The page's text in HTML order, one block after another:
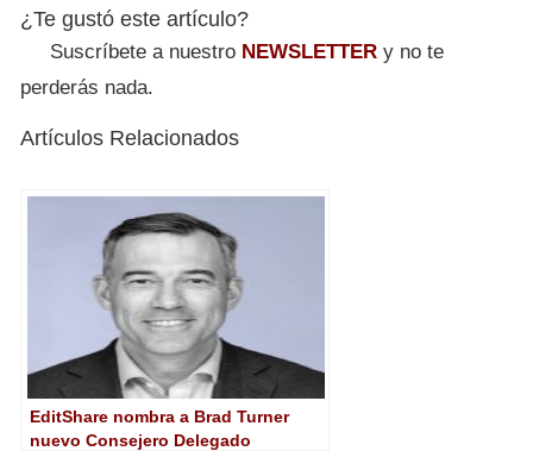
¿Te gustó este artículo?
Suscríbete a nuestro NEWSLETTER y no te
perderás nada.
Artículos Relacionados
EditShare nombra a Brad Turner
nuevo Consejero Delegado